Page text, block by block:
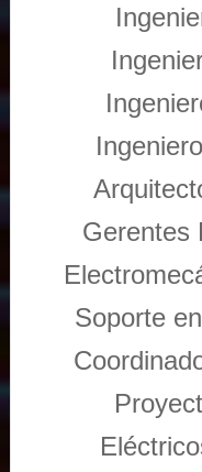
Gerentes
Soporte